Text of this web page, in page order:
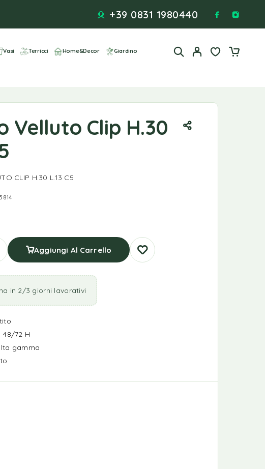
+39 0831 1980440
Vasi Terricci Home&Decor Giardino
Velluto Clip H.30
CLIP H.30 L.13 C5
Aggiungi Al Carrello
in 2/3 giorni lavorativi
48/72 H
gamma